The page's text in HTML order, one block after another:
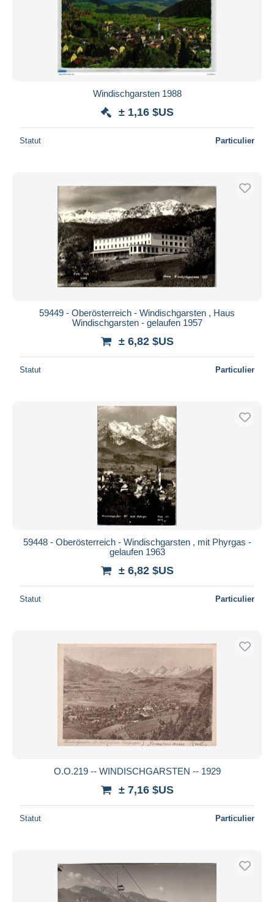
Windischgarsten 1988
± 1,16 $US
Statut Particulier
59449 - Oberösterreich - Windischgarsten , Haus
Windischgarsten - gelaufen 1957
± 6,82 $US
Statut Particulier
59448 - Oberösterreich - Windischgarsten , mit Phyrgas -
gelaufen 1963
± 6,82 $US
Statut Particulier
O.O.219 -- WINDISCHGARSTEN -- 1929
± 7,16 $US
Statut Particulier